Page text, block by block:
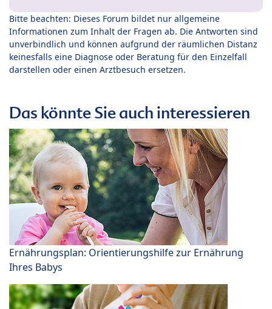
Bitte beachten: Dieses Forum bildet nur allgemeine
Informationen zum Inhalt der Fragen ab. Die Antworten sind
unverbindlich und können aufgrund der räumlichen Distanz
keinesfalls eine Diagnose oder Beratung für den Einzelfall
darstellen oder einen Arztbesuch ersetzen.
Das könnte Sie auch interessieren
Ernährungsplan: Orientierungshilfe zur Ernährung
Ihres Babys